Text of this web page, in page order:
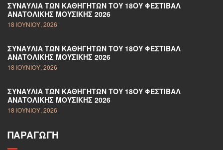
ΣΥΝΑΥΛΊΑ ΤΩΝ ΚΑΘΗΓΗΤΏΝ ΤΟΥ 18ΟΥ ΦΕΣΤΙΒΆΛ
ΑΝΑΤΟΛΙΚΉΣ ΜΟΥΣΙΚΉΣ 2026
18 ΙΟΥΝΊΟΥ, 2026
ΣΥΝΑΥΛΊΑ ΤΩΝ ΚΑΘΗΓΗΤΏΝ ΤΟΥ 18ΟΥ ΦΕΣΤΙΒΆΛ
ΑΝΑΤΟΛΙΚΉΣ ΜΟΥΣΙΚΉΣ 2026
18 ΙΟΥΝΊΟΥ, 2026
ΣΥΝΑΥΛΊΑ ΤΩΝ ΚΑΘΗΓΗΤΏΝ ΤΟΥ 18ΟΥ ΦΕΣΤΙΒΆΛ
ΑΝΑΤΟΛΙΚΉΣ ΜΟΥΣΙΚΉΣ 2026
18 ΙΟΥΝΊΟΥ, 2026
ΠΑΡΑΓΩΓΉ